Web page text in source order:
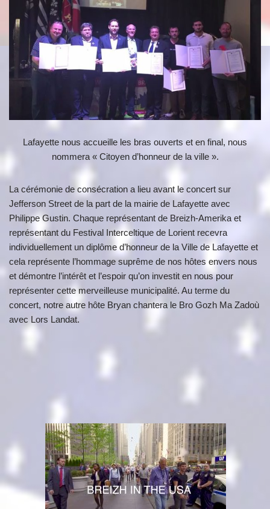
Lafayette nous accueille les bras ouverts et en final, nous
nommera « Citoyen d’honneur de la ville ».
La cérémonie de consécration a lieu avant le concert sur
Jefferson Street de la part de la mairie de Lafayette avec
Philippe Gustin. Chaque représentant de Breizh-Amerika et
représentant du Festival Interceltique de Lorient recevra
individuellement un diplôme d’honneur de la Ville de Lafayette et
cela représente l’hommage suprême de nos hôtes envers nous
et démontre l’intérêt et l’espoir qu’on investit en nous pour
représenter cette merveilleuse municipalité. Au terme du
concert, notre autre hôte Bryan chantera le Bro Gozh Ma Zadoù
avec Lors Landat.